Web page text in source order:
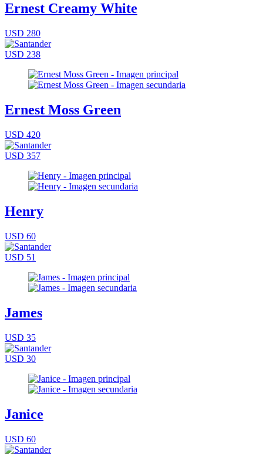
Ernest Creamy White
USD 280
USD 238
Ernest Moss Green
USD 420
USD 357
Henry
USD 60
USD 51
James
USD 35
USD 30
Janice
USD 60